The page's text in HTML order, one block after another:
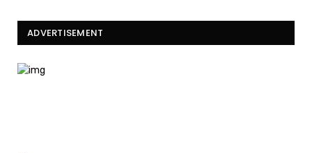
ADVERTISEMENT